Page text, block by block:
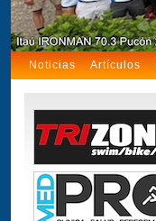
Noticias Artículos